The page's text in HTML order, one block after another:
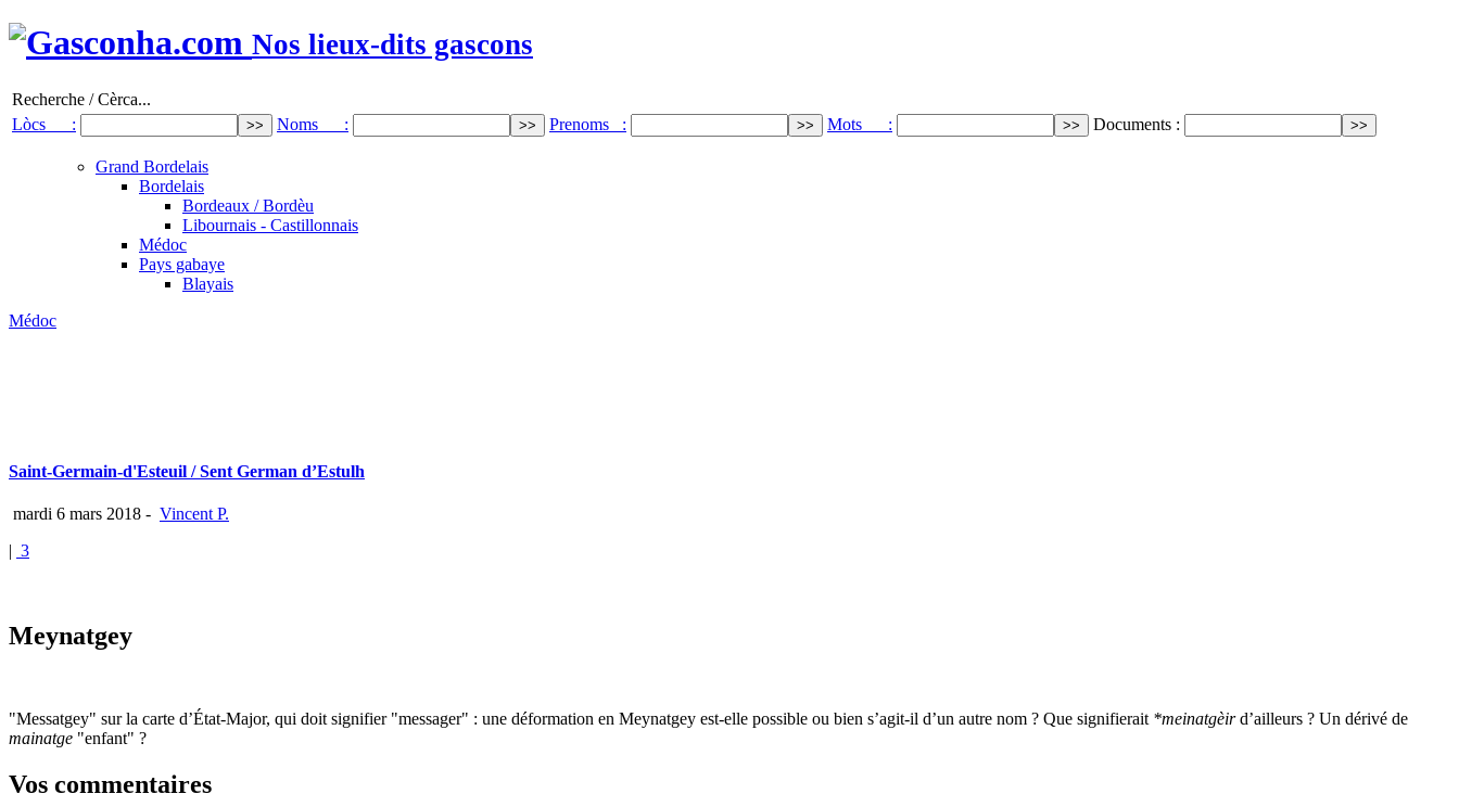
Nos lieux-dits gascons
Recherche / Cèrca...
Lòcs :
Noms : Prenoms : Mots : Documents :
Grand Bordelais
Bordelais
Bordeaux / Bordèu
Libournais - Castillonnais
Médoc
Pays gabaye
Blayais
Médoc
Saint-Germain-d'Esteuil / Sent German d’Estulh
mardi 6 mars 2018 - Vincent P.
| 3
Meynatgey
"Messatgey" sur la carte d’État-Major, qui doit signifier "messager" : une déformation en Meynatgey est-elle possible ou bien s’agit-il d’un autre nom ? Que signifierait *meinatgèird’ailleurs ? Un dérivé de
mainatge "enfant" ?
Vos commentaires